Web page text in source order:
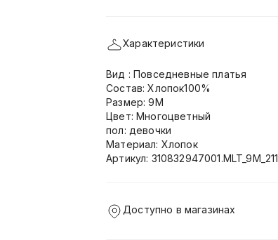
Характеристики
Вид : Повседневные платья
Состав: Хлопок100%
Размер: 9M
Цвет: Многоцветный
пол: девочки
Материал: Хлопок
Артикул: 310832947001.MLT_9M_211
Доступно в магазинах